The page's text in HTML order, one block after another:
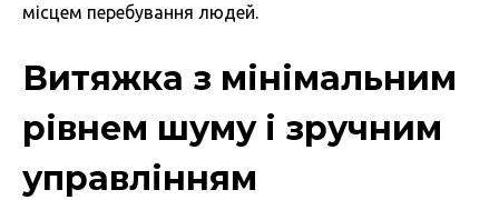
місцем перебування людей.
Витяжка з мінімальним
рівнем шуму і зручним
управлінням